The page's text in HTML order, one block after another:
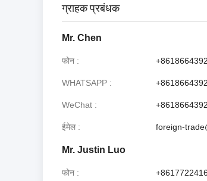
ग्राहक प्रबंधक
Mr. Chen
फोन
WHATSAPP
WeChat
ईमेल foreign-
Mr. Justin Luo
फोन